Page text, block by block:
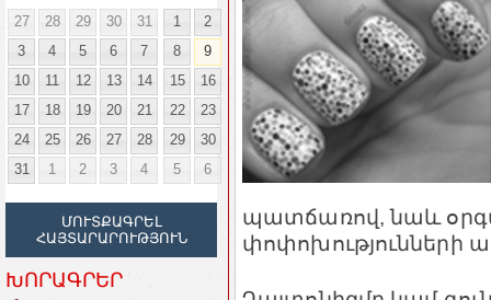
27
28 29 30 31 1
2
3
4 5 6 7 8
9
10
11 12 13 14 15
16
17
18 19 20 21 22
23
24
25 26 27 28 29
30
31
1 2 3 4 5 6
ՄՈՒՏՔԱԳՐԵԼ
ՀԱՅՏԱՐԱՐՈՒԹՅՈՒՆ
ԽՈՐԱԳՐԵՐ
պատճառով, նաև
փոփոխությունների